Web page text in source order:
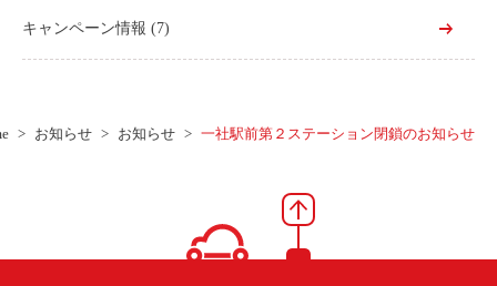
キャンペーン情報 (7)
お知らせ お知らせ 一社駅前第２ステーション閉鎖のお知らせ